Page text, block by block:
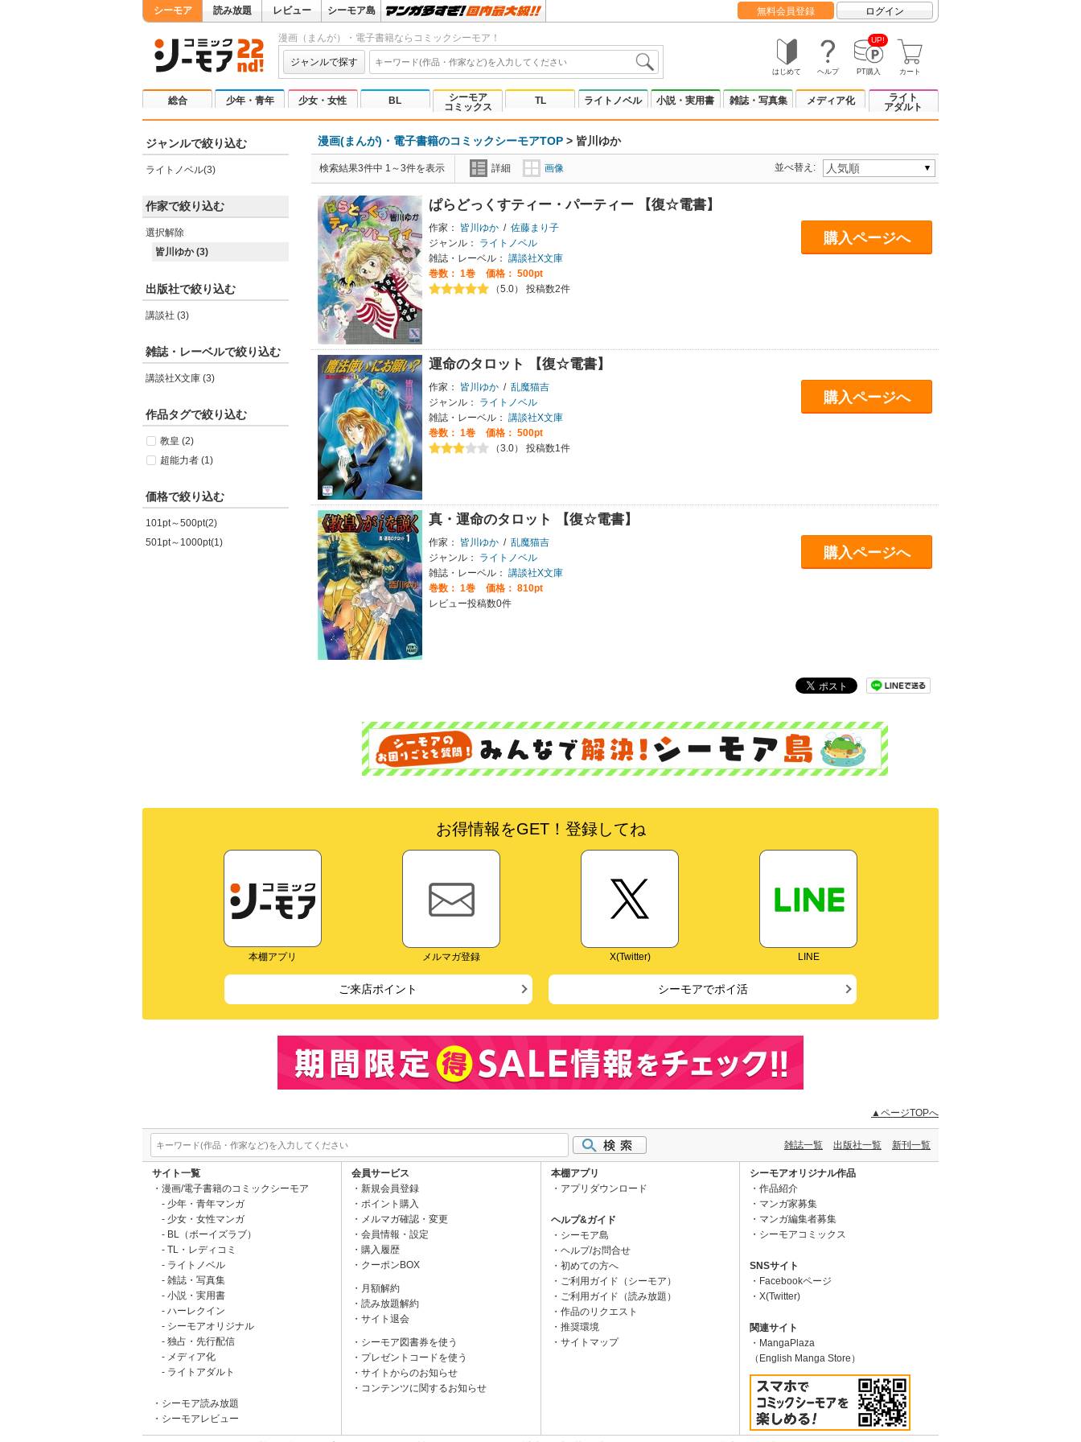
シーモア 読み放題 レビュー シーモア島 無料会員登録 ログイン
漫画（まんが）・電子書籍ならコミックシーモア！
ジャンルで探す
はじめて ヘルプ
UP!
PT購入 カート
総合 少年・青年 少女・女性 BL
シーモア
コミックス
TL ライトノベル 小説・実用書 雑誌・写真集 メディア化
ライト
アダルト
ジャンルで絞り込む
ライトノベル(3)
作家で絞り込む
選択解除
皆川ゆか (3)
出版社で絞り込む
講談社 (3)
雑誌・レーベルで絞り込む
講談社X文庫 (3)
作品タグで絞り込む
教皇 (2)
超能力者 (1)
価格で絞り込む
101pt～500pt(2)
501pt～1000pt(1)
漫画(まんが)・電子書籍のコミックシーモアTOP > 皆川ゆか
検索結果3件中 1～3件を表示 詳細 画像 並べ替え:
ぱらどっくすティー・パーティー 【復☆電書】
作家： 皆川ゆか / 佐藤まり子
ジャンル：
ライトノベル
雑誌・レーベル： 講談社X文庫
巻数： 1巻
価格： 500pt
（5.0） 投稿数2件
購入ページへ
運命のタロット 【復☆電書】
作家： 皆川ゆか / 乱魔猫吉
ジャンル：
ライトノベル
雑誌・レーベル： 講談社X文庫
巻数： 1巻
価格： 500pt
（3.0） 投稿数1件
購入ページへ
真・運命のタロット 【復☆電書】
作家： 皆川ゆか / 乱魔猫吉
ジャンル：
ライトノベル
雑誌・レーベル： 講談社X文庫
巻数： 1巻
価格： 810pt
レビュー投稿数0件
購入ページへ
お得情報をGET！登録してね
本棚アプリ メルマガ登録 X(Twitter) LINE
ご来店ポイント シーモアでポイ活
▲ページTOPへ
雑誌一覧 出版社一覧 新刊一覧
サイト一覧
漫画/電子書籍のコミックシーモア
少年・青年マンガ
少女・女性マンガ
BL（ボーイズラブ）
TL・レディコミ
ライトノベル
雑誌・写真集
小説・実用書
ハーレクイン
シーモアオリジナル
独占・先行配信
メディア化
ライトアダルト
シーモア読み放題
シーモアレビュー
会員サービス
新規会員登録
ポイント購入
メルマガ確認・変更
会員情報・設定
購入履歴
クーポンBOX
月額解約
読み放題解約
サイト退会
シーモア図書券を使う
プレゼントコードを使う
サイトからのお知らせ
コンテンツに関するお知らせ
本棚アプリ
アプリダウンロード
ヘルプ&ガイド
シーモア島
ヘルプ/お問合せ
初めての方へ
ご利用ガイド（シーモア）
ご利用ガイド（読み放題）
作品のリクエスト
推奨環境
サイトマップ
シーモアオリジナル作品
作品紹介
マンガ家募集
マンガ編集者募集
シーモアコミックス
SNSサイト
Facebookページ
X(Twitter)
関連サイト
MangaPlaza
（English Manga Store）